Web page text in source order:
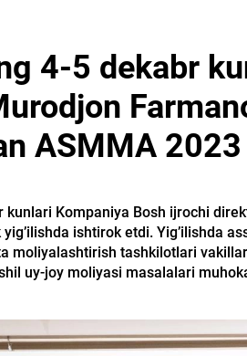
4-5 dekabr
ASMMA 2023
Kompaniya Bosh ijrochi
ishtirok etdi. Yig’ilishda
moliyalashtirish tashkilotlari
uy-joy moliyasi masalalari